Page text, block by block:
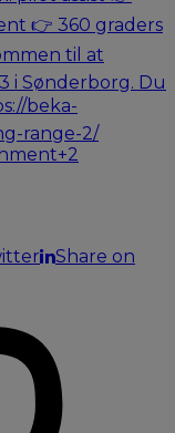
+2
Share on